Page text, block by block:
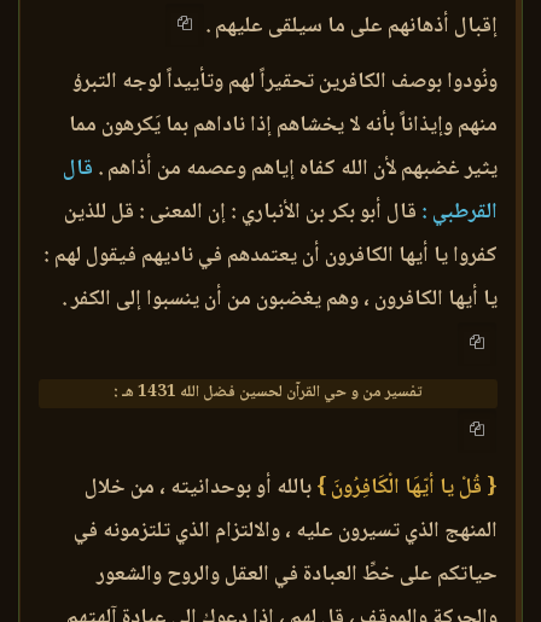
إقبال أذهانهم على ما سيلقى عليهم .
ونُودوا بوصف الكافرين تحقيراً لهم وتأييداً لوجه التبرؤ
منهم وإيذاناً بأنه لا يخشاهم إذا ناداهم بما يَكرهون مما
يثير غضبهم لأن الله كفاه إياهم وعصمه من أذاهم . قال
القرطبي : قال أبو بكر بن الأنباري : إن المعنى : قل للذين
كفروا يا أيها الكافرون أن يعتمدهم في ناديهم فيقول لهم :
يا أيها الكافرون ، وهم يغضبون من أن ينسبوا إلى الكفر .
تفسير من و حي القرآن لحسين فضل الله 1431 هـ :
{ قُلْ يا أيّهَا الْكَافِرُونَ }بالله أو بوحدانيته ، من خلال
المنهج الذي تسيرون عليه ، والالتزام الذي تلتزمونه في
حياتكم على خطِّ العبادة في العقل والروح والشعور